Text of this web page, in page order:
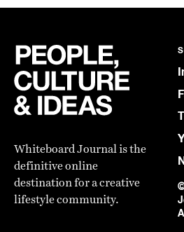
Whiteboard Journal is the
definitive online
destination for a creative
lifestyle community.